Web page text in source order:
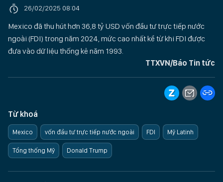
26/02/2025 08:04
Mexico đã thu hút hơn 36,8 tỷ USD vốn đầu tư trực tiếp nước
ngoài (FDI) trong năm 2024, mức cao nhất kể từ khi FDI được
đưa vào dữ liệu thống kê năm 1993.
TTXVN/Báo Tin tức
Từ khoá
Mexico vốn đầu tư trực tiếp nước ngoài FDI Mỹ Latinh
Tổng thống Mỹ Donald Trump